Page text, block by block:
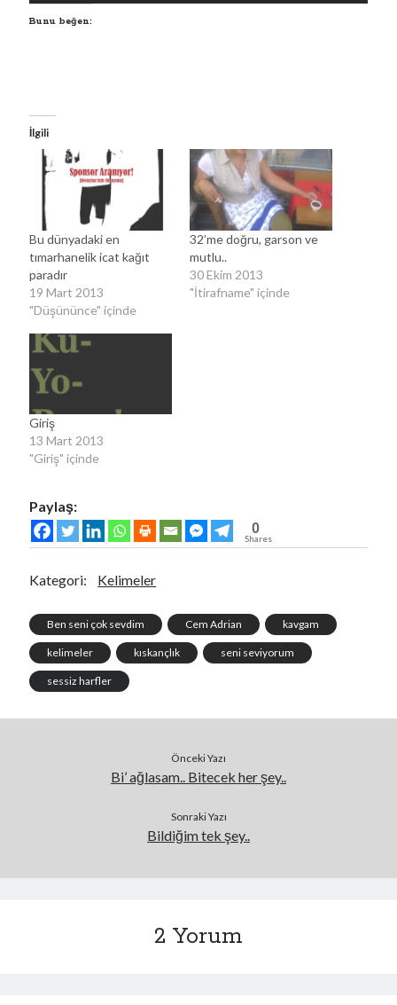
Üst veri
Oturum aç
Yorum akışı
WordPress.org
Bunu beğen:
İlgili
Bu dünyadaki en
tımarhanelik icat kağıt
paradır
19 Mart 2013
"Düşününce" içinde
32’me doğru, garson ve
mutlu..
30 Ekim 2013
"İtirafname" içinde
Giriş
13 Mart 2013
"Giriş" içinde
Paylaş:
0
Shares
Kategori: Kelimeler
Ben seni çok sevdim Cem Adrian kavgam
kelimeler kıskançlık seni seviyorum
sessiz harfler
Önceki Yazı
Bi’ ağlasam.. Bitecek her şey..
Sonraki Yazı
Bildiğim tek şey..
2 Yorum